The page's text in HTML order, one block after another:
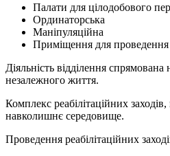
Палати для цілодобового
Ординаторська
Маніпуляційна
Приміщення для проведення
Діяльність відділення
незалежного життя.
Комплекс реабілітаційних
навколишнє середовище.
Проведення реабілітаційних